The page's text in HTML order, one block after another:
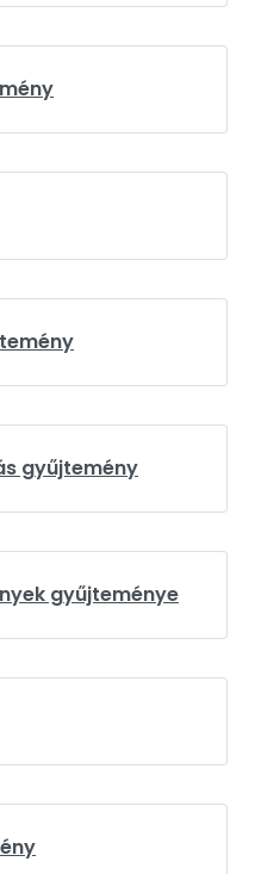
gyűjtemény
gyűjteménye